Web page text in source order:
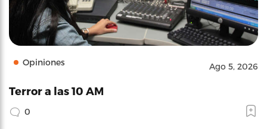
Opiniones Ago 5, 2026
Terror a las 10 AM
0